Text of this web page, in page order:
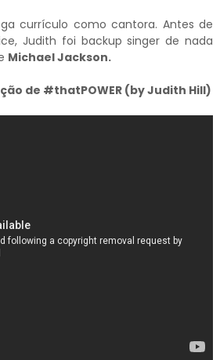
currículo como cantora. Antes de
Judith foi backup singer de nada
Michael Jackson.
de #thatPOWER (by Judith Hill)